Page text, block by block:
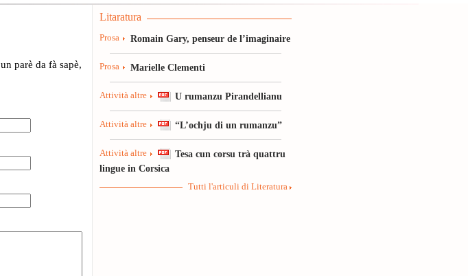
parè da fà sapè,
Litaratura
Prosa Romain Gary, penseur de l’imaginaire
Prosa Marielle Clementi
Attività altre U rumanzu Pirandellianu
Attività altre “L’ochju di un rumanzu”
Attività altre
Tesa cun corsu trà quattru
lingue in Corsica
Tutti l'articuli di Literatura